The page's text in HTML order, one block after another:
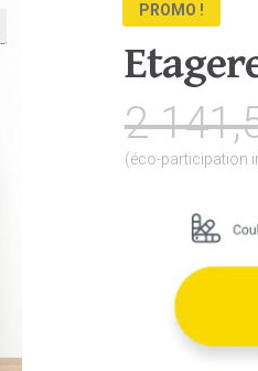
PROMO !
2
(éco-participation